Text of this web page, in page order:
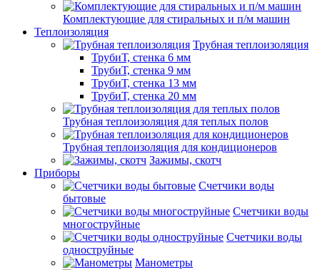
Комплектующие для стиральных и п/м машин
Теплоизоляция
Трубная теплоизоляция
ТрубиТ, стенка 6 мм
ТрубиТ, стенка 9 мм
ТрубиТ, стенка 13 мм
ТрубиТ, стенка 20 мм
Трубная теплоизоляция для теплых полов
Трубная теплоизоляция для кондиционеров
Зажимы, скотч
Приборы
Счетчики воды
бытовые
Счетчики воды
многоструйные
Счетчики воды
одноструйные
Манометры